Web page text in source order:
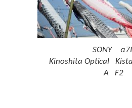
SONY
Kinoshita Optical
A F2